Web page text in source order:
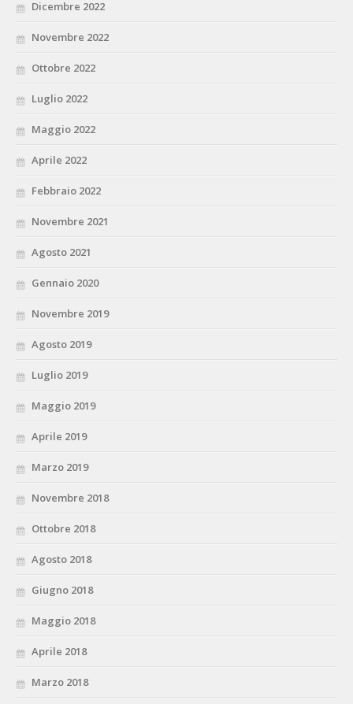
Dicembre 2022
Novembre 2022
Ottobre 2022
Luglio 2022
Maggio 2022
Aprile 2022
Febbraio 2022
Novembre 2021
Agosto 2021
Gennaio 2020
Novembre 2019
Agosto 2019
Luglio 2019
Maggio 2019
Aprile 2019
Marzo 2019
Novembre 2018
Ottobre 2018
Agosto 2018
Giugno 2018
Maggio 2018
Aprile 2018
Marzo 2018